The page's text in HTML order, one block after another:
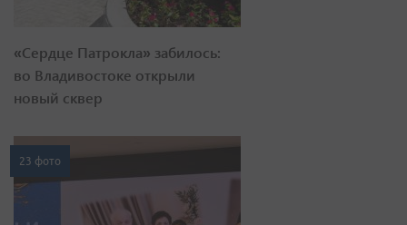
«Сердце Патрокла» забилось:
во Владивостоке открыли
новый сквер
23 фото